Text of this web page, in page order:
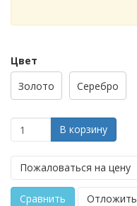
Цвет
Золото
Серебро
В корзину
Пожаловаться на цену
Сравнить Отложить